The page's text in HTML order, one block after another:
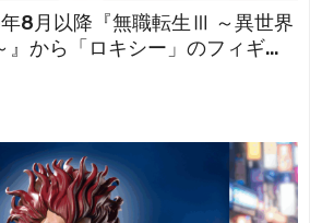
8月以降『無職転生Ⅲ ～異世界
から「ロキシー」のフィギュ